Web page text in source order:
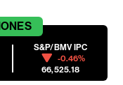
S&P/BMV IPC
-0.46%
66,525.18